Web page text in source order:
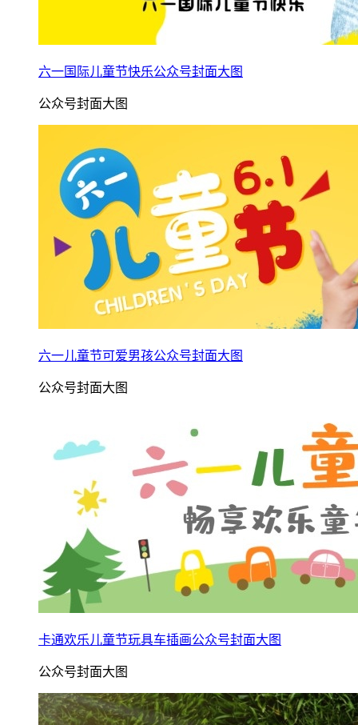
六一国际儿童节快乐公众号封面大图
公众号封面大图
六一儿童节可爱男孩公众号封面大图
公众号封面大图
卡通欢乐儿童节玩具车插画公众号封面大图
公众号封面大图